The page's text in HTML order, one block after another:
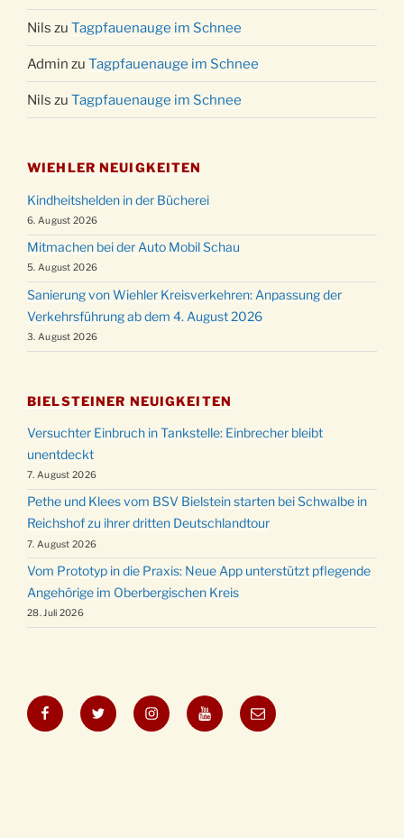
Nils zu Tagpfauenauge im Schnee
Admin zu Tagpfauenauge im Schnee
Nils zu Tagpfauenauge im Schnee
WIEHLER NEUIGKEITEN
Kindheitshelden in der Bücherei
6. August 2026
Mitmachen bei der Auto Mobil Schau
5. August 2026
Sanierung von Wiehler Kreisverkehren: Anpassung der
Verkehrsführung ab dem 4. August 2026
3. August 2026
BIELSTEINER NEUIGKEITEN
Versuchter Einbruch in Tankstelle: Einbrecher bleibt
unentdeckt
7. August 2026
Pethe und Klees vom BSV Bielstein starten bei Schwalbe in
Reichshof zu ihrer dritten Deutschlandtour
7. August 2026
Vom Prototyp in die Praxis: Neue App unterstützt pflegende
Angehörige im Oberbergischen Kreis
28. Juli 2026
FacebookTwitter InstagramYouTubeE-
Mail